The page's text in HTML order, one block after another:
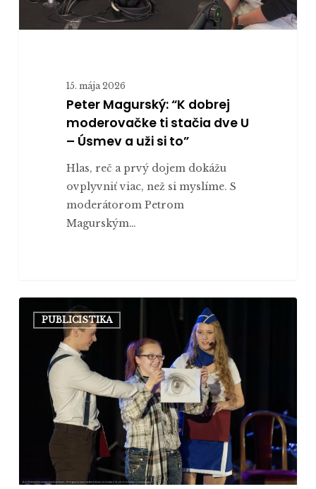
15. mája 2026
Peter Magurský: “K dobrej
moderovačke ti stačia dve U
– Úsmev a uži si to”
Hlas, reč a prvý dojem dokážu
ovplyvniť viac, než si myslíme. S
moderátorom Petrom
Magurským…
Katolícka
univerzita
Ružomberku
nerobí
kedysi?
PUBLICISTIKA